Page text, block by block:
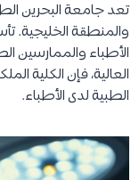
تعد جامعة البحرين
والمنطقة الخليجية.
الأطباء والممارسين
العالية، فإن الكلية
الطبية لدى الأطباء.